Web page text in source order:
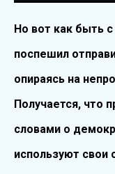
Но вот как быть
поспешил
опираясь на
Получается, что
словами о
используют